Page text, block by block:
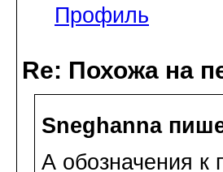
Профиль
Re: Похожа на
Sneghanna
А обозначения